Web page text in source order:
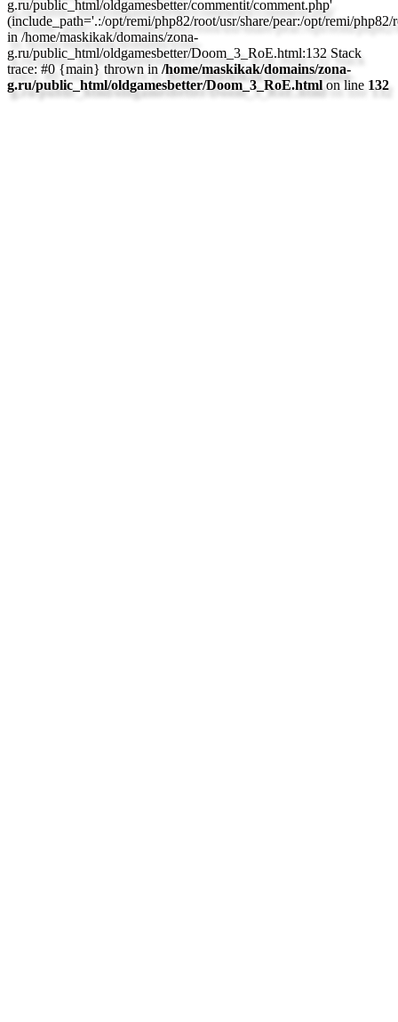
g.ru/public_html/oldgamesbetter/commentit/comment.php'
(include_path='.:/opt/remi/php82/root/usr/share/pear:/opt/remi/php82/
in /home/maskikak/domains/zona-
g.ru/public_html/oldgamesbetter/Doom_3_RoE.html:132 Stack
trace: #0 {main} thrown in /home/maskikak/domains/zona-
g.ru/public_html/oldgamesbetter/Doom_3_RoE.html on line 132